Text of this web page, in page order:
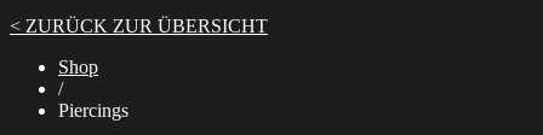
< ZURÜCK ZUR ÜBERSICHT
Shop
/
Piercings